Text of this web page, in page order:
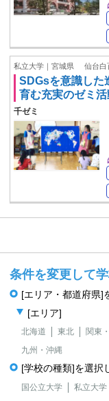
私立大学｜宮城県 仙台白
SDGsを意識した
育む充実のゼミ活
千ゼミ
条件を変更して
[エリア・都道府県]
[エリア]
北海道 東北 関東
九州・沖縄
[学校の種類]を選択
国公立大学 私立大学